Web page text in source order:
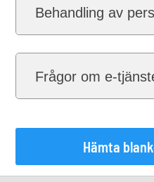
Behandling av
Frågor om e-
Hämta